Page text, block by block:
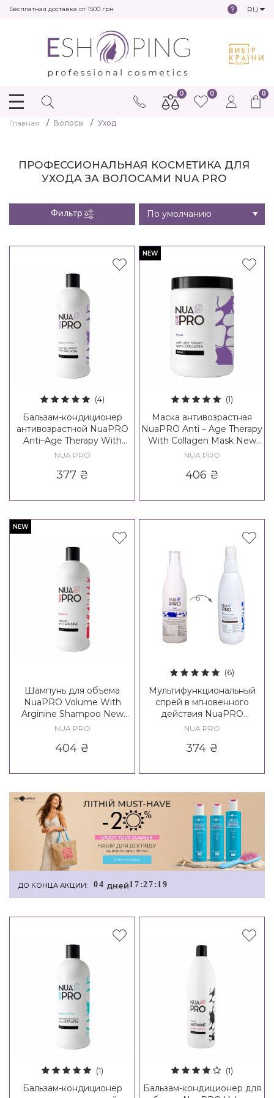
Бесплатная доставка от 1500 грн RU
0
0 0
Главная Волосы Уход
ПРОФЕССИОНАЛЬНАЯ КОСМЕТИКА ДЛЯ
УХОДА ЗА ВОЛОСАМИ NUA PRO
Фильтр
(4)
Бальзам-кондиционер
антивозрастной NuaPRO
Anti–Age Therapy With
Collagen Balsam
NUA PRO
377₴
NEW
(1)
Маска антивозрастная
NuaPRO Anti – Age Therapy
With Collagen Mask New
Formula
NUA PRO
406 ₴
NEW
Шампунь для объема
NuaPRO Volume With
Arginine Shampoo New
Formula
NUA PRO
404 ₴
(6)
Мультифункциональный
спрей в мгновенного
действия NuaPRO
Multiaction Spray 18 in 1
NUA PRO
374₴
ДО КОНЦА АКЦИИ: 04 дней17 :27 :18
(1)
Бальзам-кондиционер
(1)
Бальзам-кондиционер для